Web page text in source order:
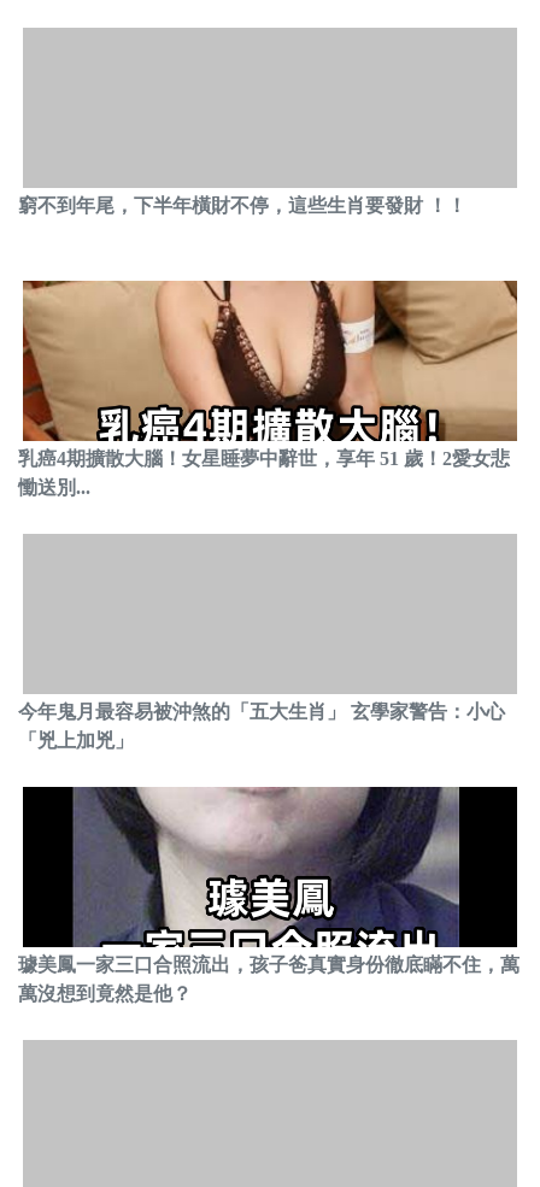
窮不到年尾，下半年橫財不停，這些生肖要發財 ！！
乳癌4期擴散大腦！女星睡夢中辭世，享年 51 歲！2愛女悲
慟送別...
今年鬼月最容易被沖煞的「五大生肖」 玄學家警告：小心
「兇上加兇」
璩美鳳一家三口合照流出，孩子爸真實身份徹底瞞不住，萬
萬沒想到竟然是他？